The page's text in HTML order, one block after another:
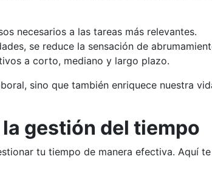
necesarios a las tareas más relevantes.
se reduce la sensación de
a corto, mediano y largo plazo.
sino que también enriquece nuestra
gestión del tiempo
tu tiempo de manera efectiva. Aquí